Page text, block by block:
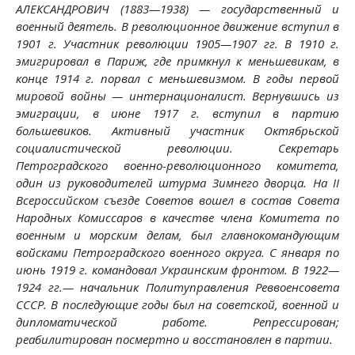
АЛЕКСАНДРОВИЧ (1883—1938) — государственный и
военный деятель. В революционное движение вступил в
1901 г. Участник революции 1905—1907 гг. В 1910 г.
эмигрировал в Париж, где примкнул к меньшевикам, в
конце 1914 г. порвал с меньшевизмом. В годы первой
мировой войны — интернационалист. Вернувшись из
эмиграции, в июне 1917 г. вступил в партию
большевиков. Активный участник Октябрьской
социалистической революции. Секретарь
Петроградского военно-революционного комитета,
один из руководителей штурма Зимнего дворца. На II
Всероссийском съезде Советов вошел в состав Совета
Народных Комиссаров в качестве члена Комитета по
военным и морским делам, был главнокомандующим
войсками Петроградского военного округа. С января по
июнь 1919 г. командовал Украинским фронтом. В 1922—
1924 гг.— начальник Политуправления Реввоенсовета
СССР. В последующие годы был на советской, военной и
дипломатической работе. Репрессирован;
реабилитирован посмертно и восстановлен в партии.